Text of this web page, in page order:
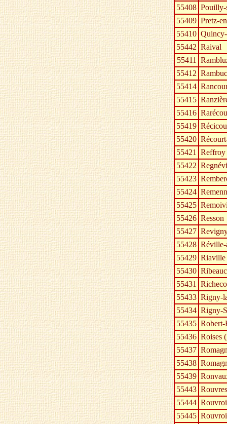
55408 Pouilly-
55409 Pretz-
55410
55442 Raival
55411
55412
55414
55415
55416
55419
55420
55421 Reffroy
55422
55423
55424
55425
55426 Resson
55427
55428
55429 Riaville
55430
55431
55433 Rigny-
55434 Rigny-
55435 Robert-
55436 Roises
55437
55438
55439
55443
55444
55445